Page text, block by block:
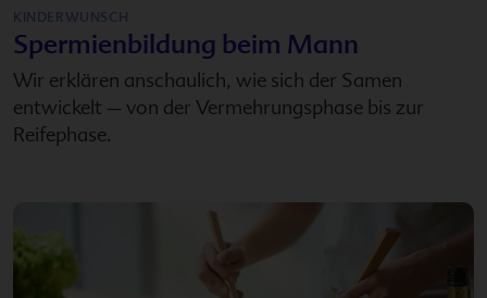
KINDERWUNSCH
Spermienbildung beim Mann
Wir erklären anschaulich, wie sich der Samen
entwickelt – von der Vermehrungsphase bis zur
Reifephase.